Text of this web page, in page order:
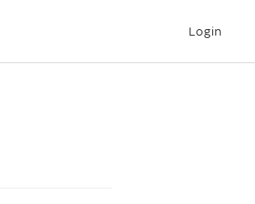
Login